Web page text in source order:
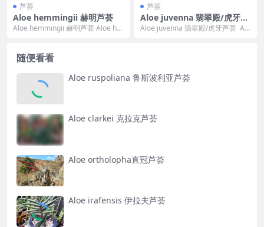
芦荟
Aloe hemmingii 赫明芦荟
Aloe hemmingii 赫明芦荟 Aloe he
芦荟
Aloe juvenna 翡翠殿/虎牙芦
荟
Aloe juvenna 翡翠殿/虎牙芦荟 Alo
随便看看
Aloe ruspoliana 鲁斯波利亚芦荟
Aloe clarkei 克拉克芦荟
Aloe ortholopha直冠芦荟
Aloe irafensis 伊拉夫芦荟